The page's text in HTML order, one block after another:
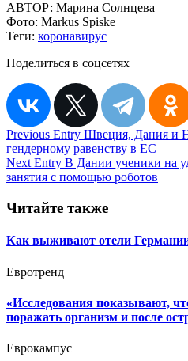
АВТОР: Марина Солнцева
Фото: Markus Spiske
Теги: коронавирус
Поделиться в соцсетях
Навигация
по
записям
Previous Entry Швеция, Дания и
гендерному равенству в ЕС
Next Entry В Дании ученики на
занятия с помощью роботов
Читайте также
Как выживают отели
Евротренд
«Исследования показывают,
поражать организм и после
Еврокампус